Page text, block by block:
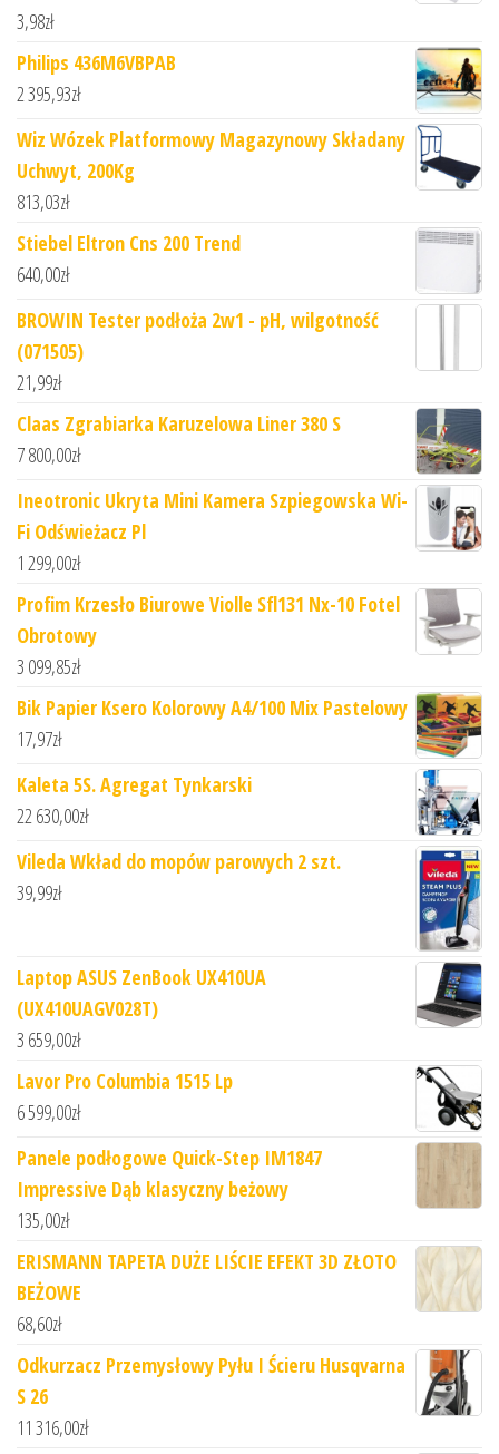
3,98zł
Philips 436M6VBPAB
2 395,93zł
Wiz Wózek Platformowy Magazynowy Składany
Uchwyt, 200Kg
813,03zł
Stiebel Eltron Cns 200 Trend
640,00zł
BROWIN Tester podłoża 2w1 - pH, wilgotność
(071505)
21,99zł
Claas Zgrabiarka Karuzelowa Liner 380 S
7 800,00zł
Ineotronic Ukryta Mini Kamera Szpiegowska Wi-
Fi Odświeżacz Pl
1 299,00zł
Profim Krzesło Biurowe Violle Sfl131 Nx-10 Fotel
Obrotowy
3 099,85zł
Bik Papier Ksero Kolorowy A4/100 Mix Pastelowy
17,97zł
Kaleta 5S. Agregat Tynkarski
22 630,00zł
Vileda Wkład do mopów parowych 2 szt.
39,99zł
Laptop ASUS ZenBook UX410UA
(UX410UAGV028T)
3 659,00zł
Lavor Pro Columbia 1515 Lp
6 599,00zł
Panele podłogowe Quick-Step IM1847
Impressive Dąb klasyczny beżowy
135,00zł
ERISMANN TAPETA DUŻE LIŚCIE EFEKT 3D ZŁOTO
BEŻOWE
68,60zł
Odkurzacz Przemysłowy Pyłu I Ścieru Husqvarna
S 26
11 316,00zł